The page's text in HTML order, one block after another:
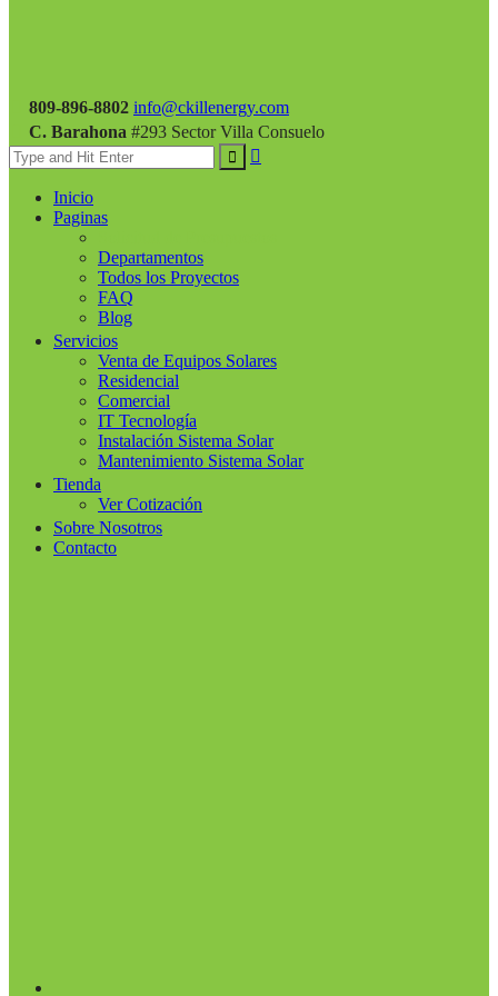
809-896-8802 info@ckillenergy.com
C. Barahona #293 Sector Villa Consuelo
Inicio
Paginas
Departamentos
Todos los Proyectos
FAQ
Blog
Servicios
Venta de Equipos Solares
Residencial
Comercial
IT Tecnología
Instalación Sistema Solar
Mantenimiento Sistema Solar
Tienda
Ver Cotización
Sobre Nosotros
Contacto